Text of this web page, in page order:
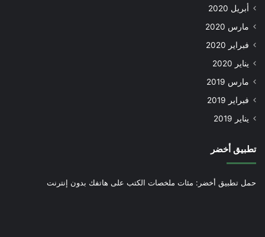
أبريل 2020
مارس 2020
فبراير 2020
يناير 2020
مارس 2019
فبراير 2019
يناير 2019
تطبيق أخضر
حمل تطبيق أخضر: مئات ملخصات الكتب على هاتفك بدون إنترنت